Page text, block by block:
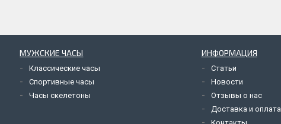
МУЖСКИЕ ЧАСЫ
Классические часы
Спортивные часы
Часы скелетоны
ИНФОРМАЦИЯ
Статьи
Новости
Отзывы о нас
Доставка и оплата